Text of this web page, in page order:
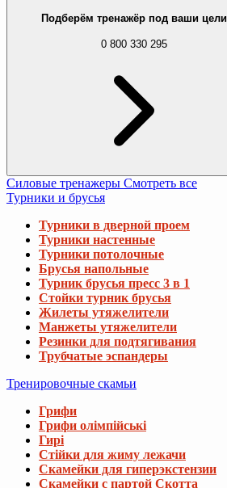
Подберём тренажёр под ваши цели
0 800 330 295
Силовые тренажеры Смотреть все
Турники и брусья
Турники в дверной проем
Турники настенные
Турники потолочные
Брусья напольные
Турник брусья пресс 3 в 1
Стойки турник брусья
Жилеты утяжелители
Манжеты утяжелители
Резинки для подтягивания
Трубчатые эспандеры
Тренировочные скамьи
Грифи
Грифи олімпійські
Гирі
Стійки для жиму лежачи
Скамейки для гиперэкстензии
Скамейки с партой Скотта